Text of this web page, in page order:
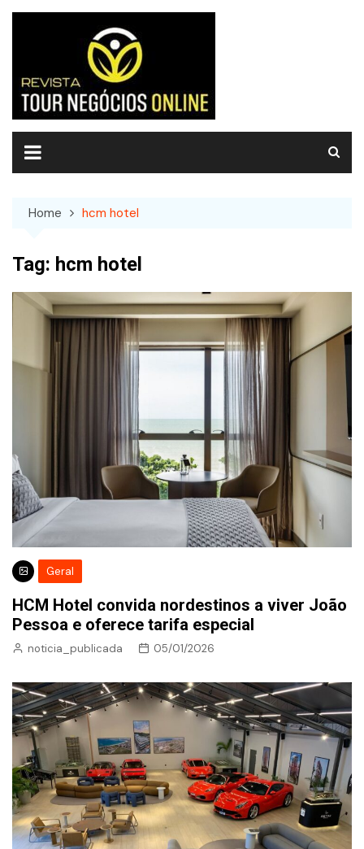
Skip
Home hcm hotel
Tag: hcm hotel
Geral
HCM Hotel convida nordestinos a viver João
Pessoa e oferece tarifa especial
noticia_publicada 05/01/2026